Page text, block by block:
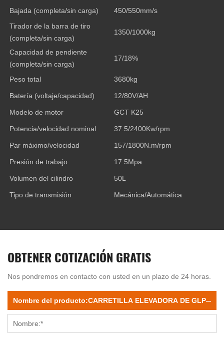
Bajada (completa/sin carga)
450/550mm/s
Tirador de la barra de tiro
(completa/sin carga)
1350/1000kg
Capacidad de pendiente
(completa/sin carga)
17/18%
Peso total 3680kg
Batería (voltaje/capacidad) 12/80V/AH
Modelo de motor GCT K25
Potencia/velocidad nominal 37.5/2400Kw/rpm
Par máximo/velocidad 157/1800N.m/rpm
Presión de trabajo 17.5Mpa
Volumen del cilindro 50L
Tipo de transmisión Mecánica/Automática
OBTENER COTIZACIÓN GRATIS
Nos pondremos en contacto con usted en un plazo de 24 horas.